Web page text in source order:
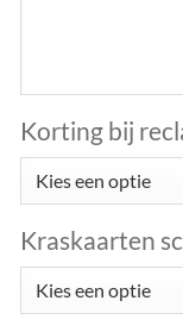
Korting bij
Kraskaarten